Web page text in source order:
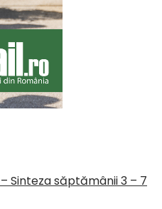
Sinteza săptămânii 3 – 7